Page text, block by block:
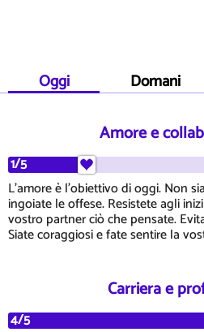
Oggi Domani
Amore e
1/5
L'amore è l'obiettivo di oggi. Non
ingoiate le offese. Resistete agli
vostro partner ciò che pensate.
Siate coraggiosi e fate sentire la
Carriera e
4/5